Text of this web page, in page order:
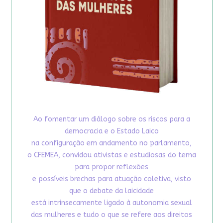
Ao fomentar um diálogo sobre os riscos para a
democracia e o Estado Laico
na configuração em andamento no parlamento,
o CFEMEA, convidou ativistas e estudiosas do tema
para propor reflexões
e possíveis brechas para atuação coletiva, visto
que o debate da laicidade
está intrinsecamente ligado à autonomia sexual
das mulheres e tudo o que se refere aos direitos